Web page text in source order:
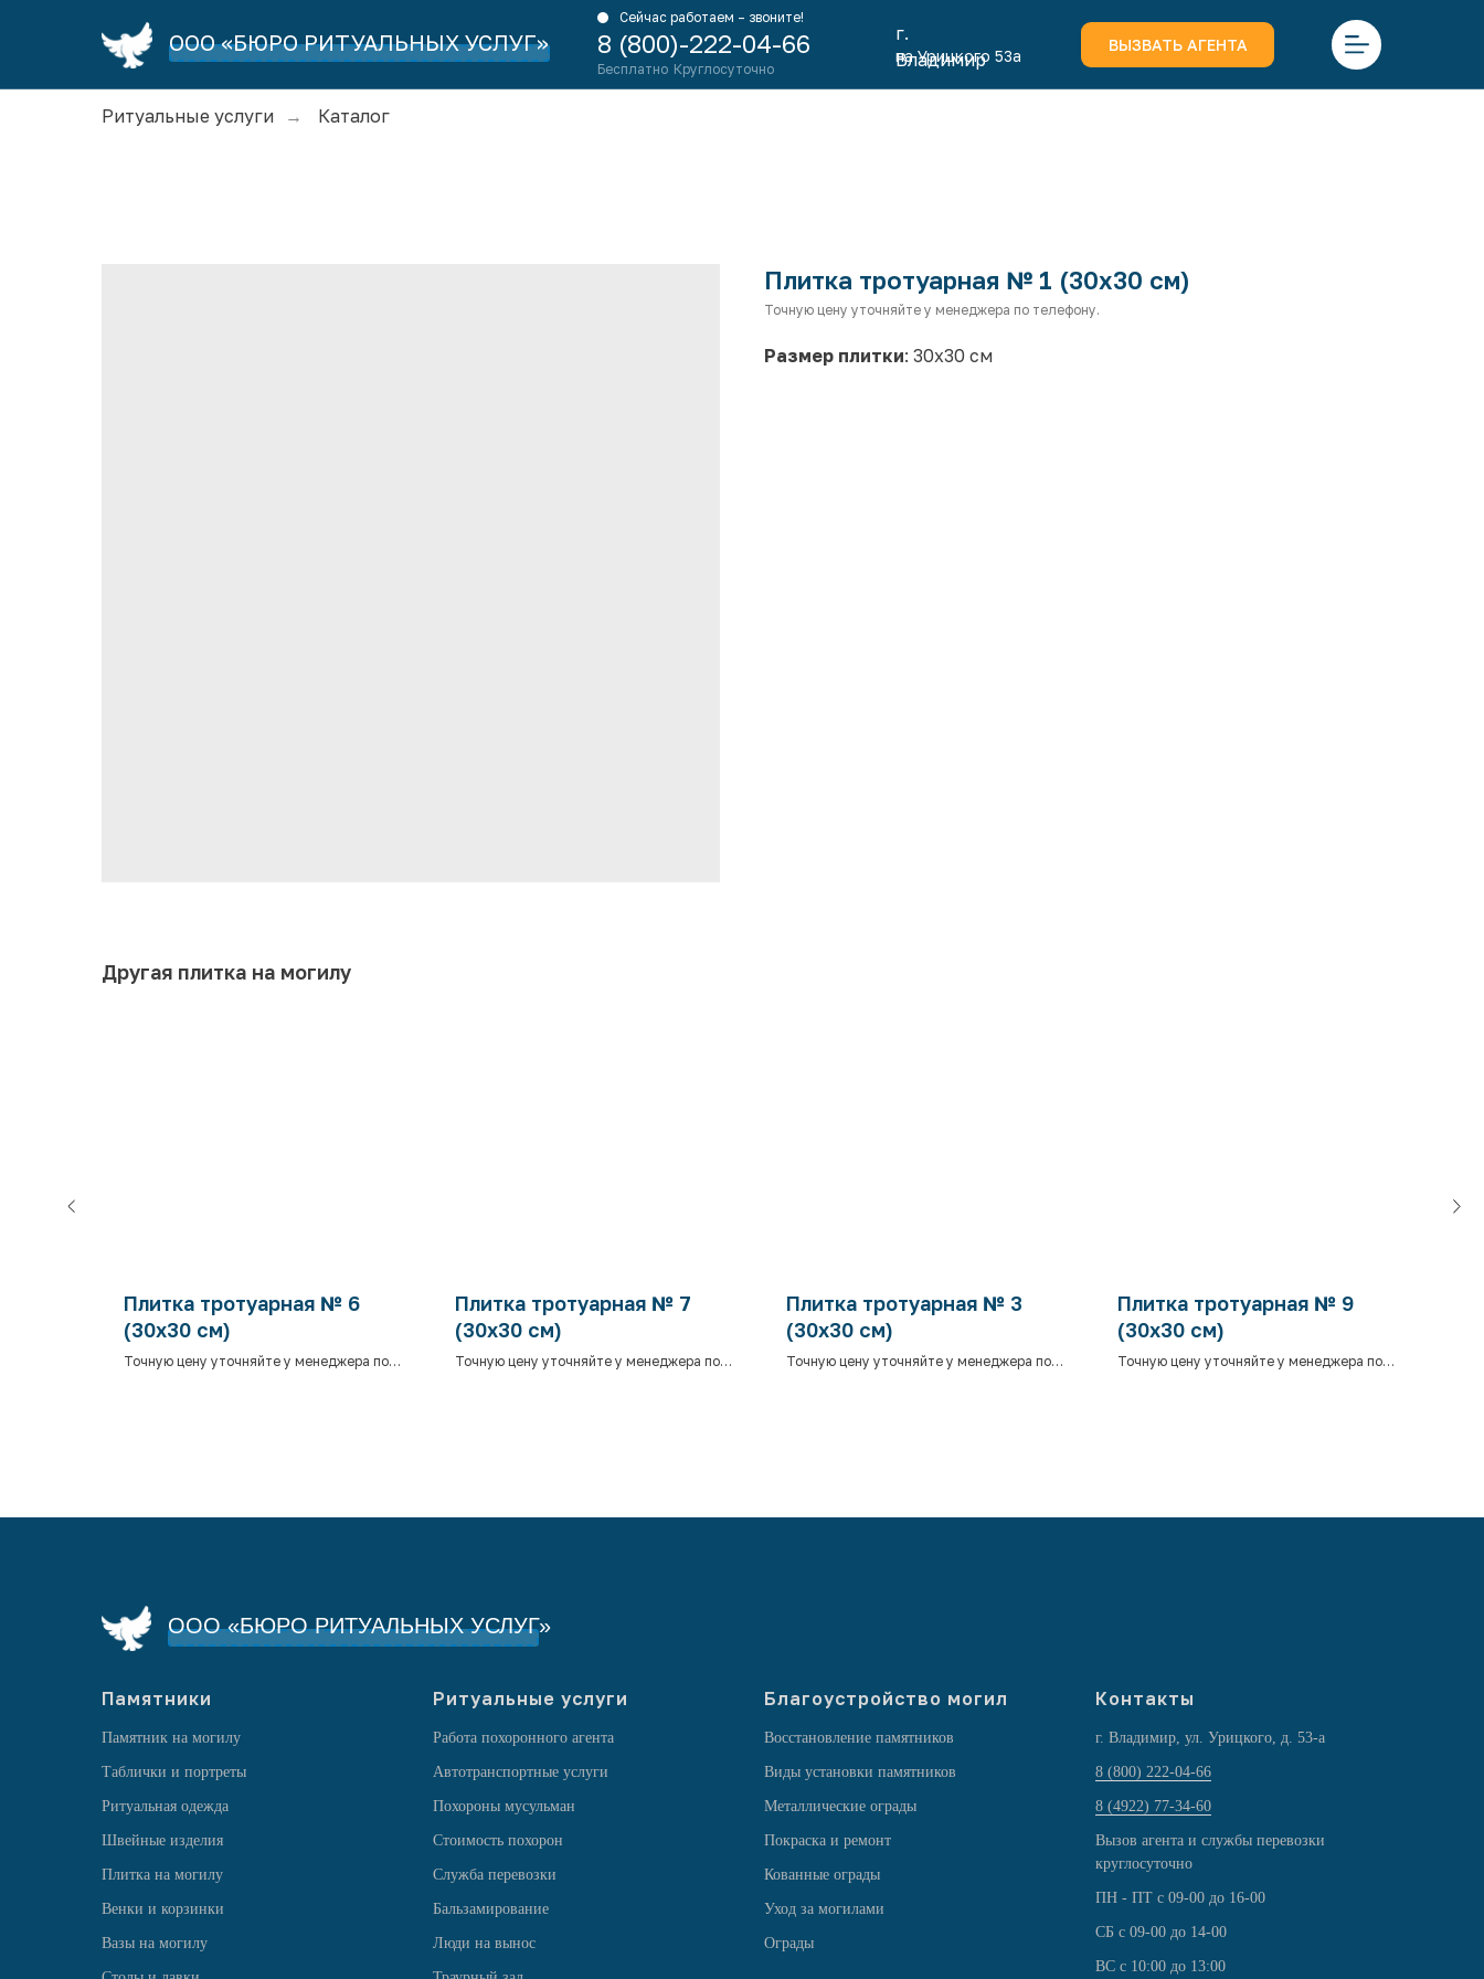
8 (800)-222-04-66
Бесплатно Круглосуточно
Сейчас работаем – звоните!
ООО «БЮРО РИТУАЛЬНЫХ УСЛУГ»
г.
Владимир
на Урицкого 53а
ВЫЗВАТЬ АГЕНТА
Ритуальные услуги → Каталог
Плитка тротуарная № 1 (30х30 см)
Точную цену уточняйте у менеджера по телефону.
Размер плитки: 30х30 см
Другая плитка на могилу
Плитка тротуарная № 6
(30х30 см)
Точную цену уточняйте у менеджера по
Плитка тротуарная № 7
(30х30 см)
Точную цену уточняйте у менеджера по
Плитка тротуарная № 3
(30х30 см)
Точную цену уточняйте у менеджера по
Плитка тротуарная № 9
(30х30 см)
Точную цену уточняйте у менеджера по
ООО «БЮРО РИТУАЛЬНЫХ УСЛУГ»
Памятники
Памятник на могилу
Таблички и портреты
Ритуальная одежда
Швейные изделия
Плитка на могилу
Венки и корзинки
Вазы на могилу
Ритуальные услуги
Работа похоронного агента
Автотранспортные услуги
Похороны мусульман
Стоимость похорон
Служба перевозки
Бальзамирование
Люди на вынос
Благоустройство могил
Восстановление памятников
Виды установки памятников
Металлические ограды
Покраска и ремонт
Кованные ограды
Уход за могилами
Ограды
Контакты
г. Владимир, ул. Урицкого, д. 53-а
8 (800) 222-04-66
8 (4922) 77-34-60
Вызов агента и службы перевозки
круглосуточно
ПН - ПТ с 09-00 до 16-00
СБ с 09-00 до 14-00
ВС с 10:00 до 13:00